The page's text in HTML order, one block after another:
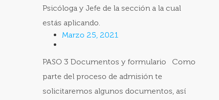
Psicóloga y Jefe de la sección a la cual
estás aplicando.
Marzo 25, 2021
PASO 3 Documentos y formulario Como
parte del proceso de admisión te
solicitaremos algunos documentos, así